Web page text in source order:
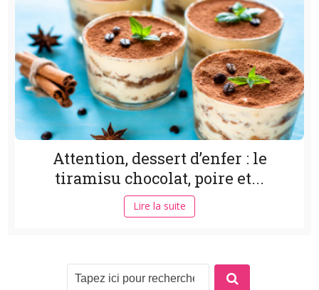
Attention, dessert d’enfer : le
tiramisu chocolat, poire et...
Lire la suite